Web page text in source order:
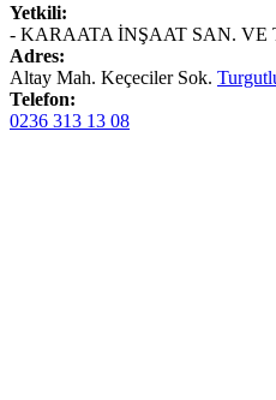
Yetkili:
- KARAATA İNŞAAT SAN. VE
Adres:
Altay Mah. Keçeciler Sok.
Telefon:
0236 313 13 08